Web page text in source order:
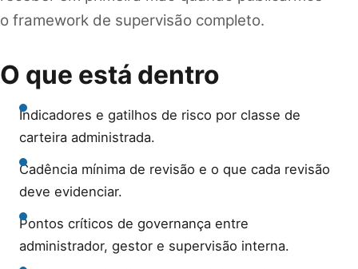
o framework de supervisão completo.
O que está dentro
Indicadores e gatilhos de risco por classe de
carteira administrada.
Cadência mínima de revisão e o que cada revisão
deve evidenciar.
Pontos críticos de governança entre
administrador, gestor e supervisão interna.